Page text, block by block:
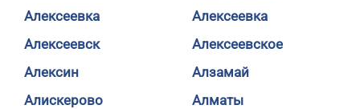
Алексеевка
Алексеевка
Алексеевск
Алексеевское
Алексин
Алзамай
Алискерово
Алматы